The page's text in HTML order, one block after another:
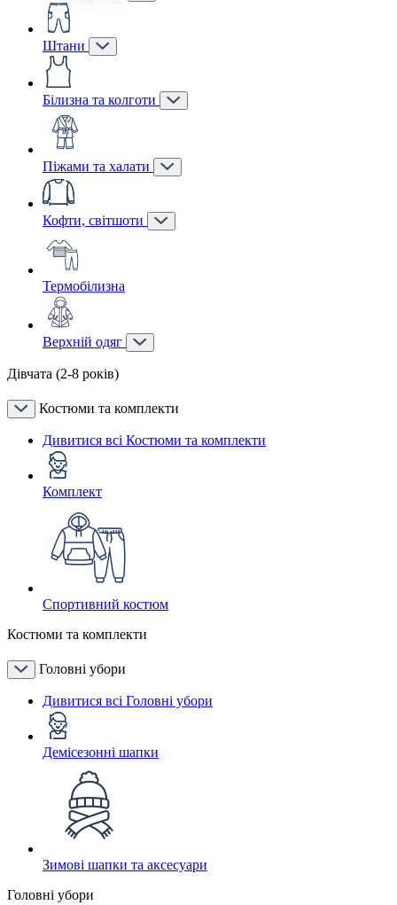
Штани
Білизна та колготи
Піжами та халати
Кофти, світшоти
Термобілизна
Верхній одяг
Дівчата (2-8 років)
Костюми та комплекти
Дивитися всі Костюми та комплекти
Комплект
Спортивний костюм
Костюми та комплекти
Головні убори
Дивитися всі Головні убори
Демісезонні шапки
Зимові шапки та аксесуари
Головні убори